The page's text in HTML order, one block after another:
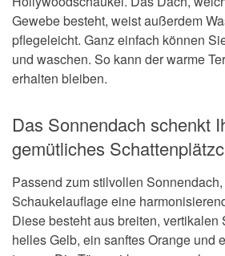
Gewebe besteht, weist außerdem
pflegeleicht. Ganz einfach können
und waschen. So kann der warme
erhalten bleiben.
Das Sonnendach schenkt
gemütliches
Passend zum stilvollen
Schaukelauflage eine
Diese besteht aus breiten, vertikalen
helles Gelb, ein sanftes Orange und